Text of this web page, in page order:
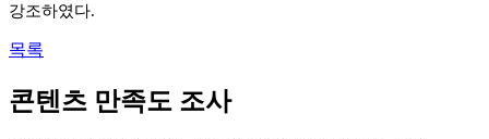
강조하였다.
목록
콘텐츠 만족도 조사